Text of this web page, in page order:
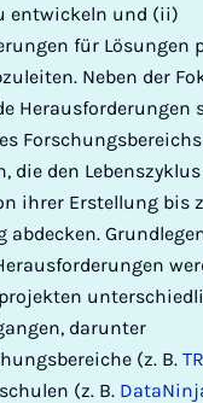
entwickeln und (ii)
für Lösungen
Neben der
Herausforderungen
die den
ihrer Erstellung bis
abdecken.
darunter
(z. B.
(z. B.